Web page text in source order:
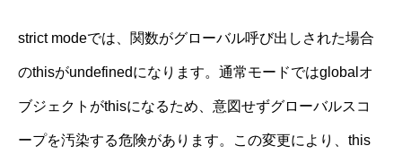
strict modeでは、関数がグローバル呼び出しされた場合
のthisがundefinedになります。通常モードではglobalオ
ブジェクトがthisになるため、意図せずグローバルスコ
ープを汚染する危険があります。この変更により、this